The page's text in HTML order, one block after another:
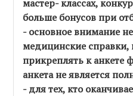
мастер- классах,
больше бонусов при
- основное внимание
медицинские
прикреплять к анкете
анкета не является
- для тех, кто